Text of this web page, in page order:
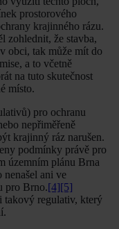
prostorového
krajinného rázu.
zohlednit, že stavba,
obci, tak může mít do
a to včetně
na tuto skutečnost
místo.
pro ochranu
nepřiměřeně
krajinný ráz narušen.
podmínky právě pro
územním plánu Brna
nenašel ani ve
pro Brno.[4][5]
takový regulativ, který